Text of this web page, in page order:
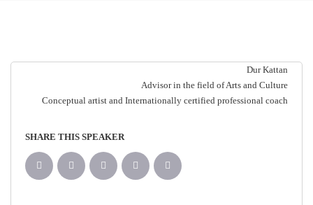
Dur Kattan
Advisor in the field of Arts and Culture
Conceptual artist and Internationally certified professional coach
SHARE THIS SPEAKER